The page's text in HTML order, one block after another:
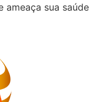
ameaça sua saúde